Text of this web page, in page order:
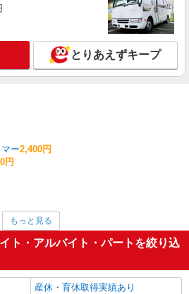
とりあえずキープ
ー2,400円
円
1,550円
師
を見る
もっと見る
ト・アルバイト・パートを絞り込
産休・育休取得実績あり